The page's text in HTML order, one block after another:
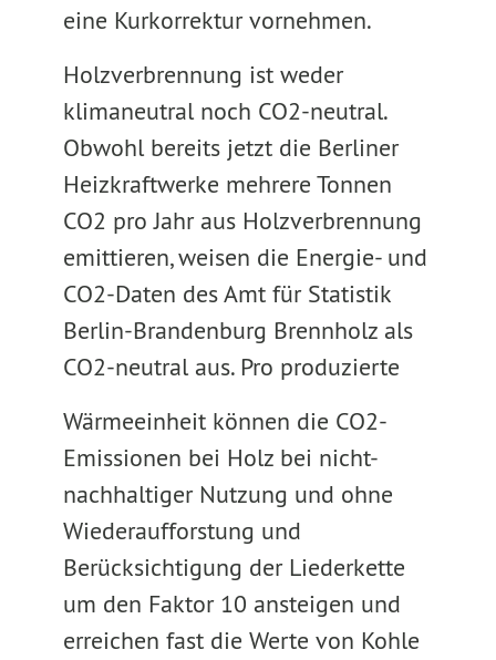
eine Kurkorrektur vornehmen.
Holzverbrennung ist weder
klimaneutral noch CO2-neutral.
Obwohl bereits jetzt die Berliner
Heizkraftwerke mehrere Tonnen
CO2 pro Jahr aus Holzverbrennung
emittieren, weisen die Energie- und
CO2-Daten des Amt für Statistik
Berlin-Brandenburg Brennholz als
CO2-neutral aus. Pro produzierte
Wärmeeinheit können die CO2-
Emissionen bei Holz bei nicht-
nachhaltiger Nutzung und ohne
Wiederaufforstung und
Berücksichtigung der Liederkette
um den Faktor 10 ansteigen und
erreichen fast die Werte von Kohle